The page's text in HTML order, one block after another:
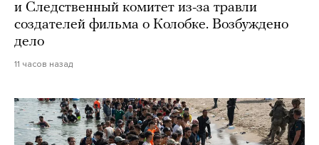
и Следственный комитет из-за травли
создателей фильма о Колобке. Возбуждено
дело
11 часов назад